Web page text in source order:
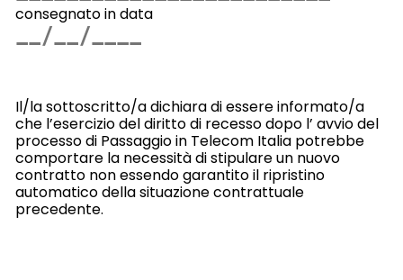
consegnato in data
Il/la sottoscritto/a dichiara di essere informato/a
che l’esercizio del diritto di recesso dopo l’ avvio del
processo di Passaggio in Telecom Italia potrebbe
comportare la necessità di stipulare un nuovo
contratto non essendo garantito il ripristino
automatico della situazione contrattuale
precedente.